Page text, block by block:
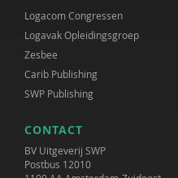
Logacom Congressen
Logavak Opleidingsgroep
Zesbee
Carib Publishing
SWP Publishing
CONTACT
BV Uitgeverij SWP
Postbus 12010